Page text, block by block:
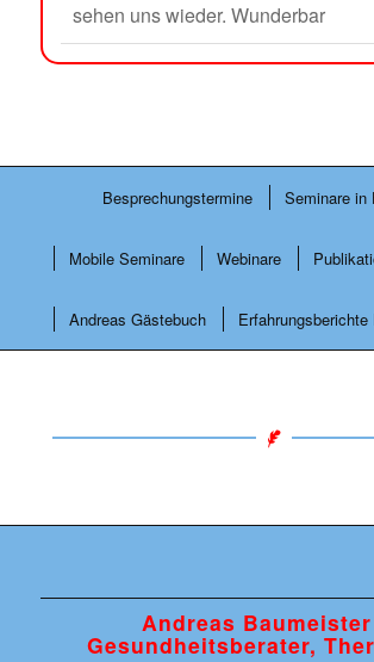
sehen uns wieder. Wunderbar
Besprechungstermine Seminare in
Mobile Seminare Webinare
Andreas Gästebuch
Andreas
Gesundheitsberater,